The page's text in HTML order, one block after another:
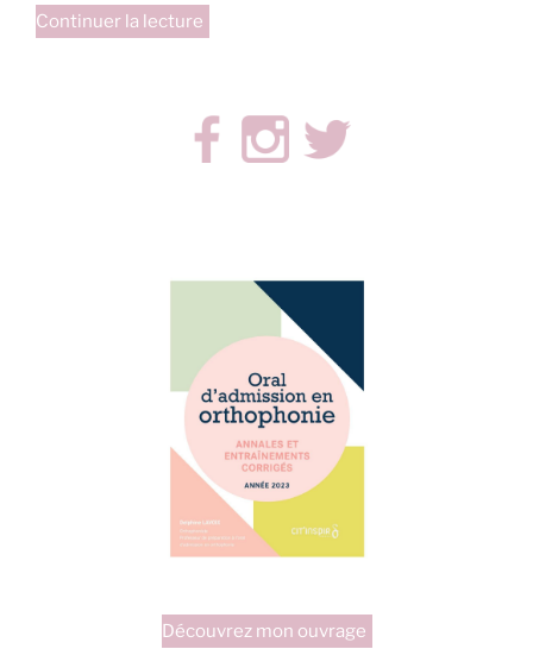
Continuer la lecture
prêts,
mimez! »
Découvrez mon ouvrage